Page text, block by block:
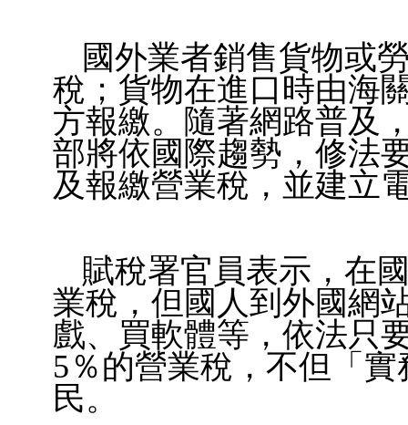
國外業者銷售貨物或
稅；貨物在進口時由海
方報繳。隨著網路普及
部將依國際趨勢，修法
及報繳營業稅，並建立
賦稅署官員表示，在
業稅，但國人到外國網
戲、買軟體等，依法只
5％的營業稅，不但「
民。